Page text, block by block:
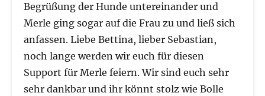
Begrüßung der Hunde untereinander und
Merle ging sogar auf die Frau zu und ließ sich
anfassen. Liebe Bettina, lieber Sebastian,
noch lange werden wir euch für diesen
Support für Merle feiern. Wir sind euch sehr
sehr dankbar und ihr könnt stolz wie Bolle